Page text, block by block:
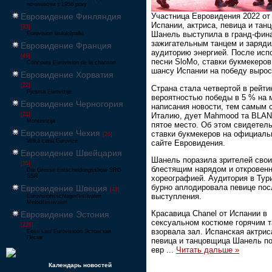
починаючи з 1956 року
Евровидение Финляндия
[33]
Eurovision laulukilpailu
Евровидение Франция
[49]
Concours Eurovision de la chanson
Евровидение Хорватия
[22]
Pjesma Eurovizije
Евровидение Черногория
[21]
Montevizija
Евровидение Чехия [26]
Velká cena Eurovize
Евровидение Швейцария
[35]
Die Grosse Entscheidungsshow SRG
SSR
Евровидение Швеция [48]
Eurovisionsschlagerfestivalen
Melodifestivalen
Евровидение Эстония
[226]
Eesti Laul Eurovisioon Эстонская
Песня
Календарь новостей
Участница Евровидения 2022 от
Испании, актриса, певица и
Шанель выступила в гранд-
зажигательным танцем и
аудиторию энергией. После
песни SloMo, ставки
шансу Испании на победу
Страна стала четвертой в
вероятностью победы в 5 % на
написания новости, тем самым
Италию, дует Mahmood та
пятое место. Об этом
ставки букмекеров на
сайте Евровидения.
Шанель поразила зрителей
блестящим нарядом и
хореографией. Аудитория в
бурно аплодировала певице
выступления.
Красавица Chanel от Испании в
сексуальном костюме горячим
взорвала зал. Испанская
певица и танцовщица Шанель
евр ... Читать дальше »